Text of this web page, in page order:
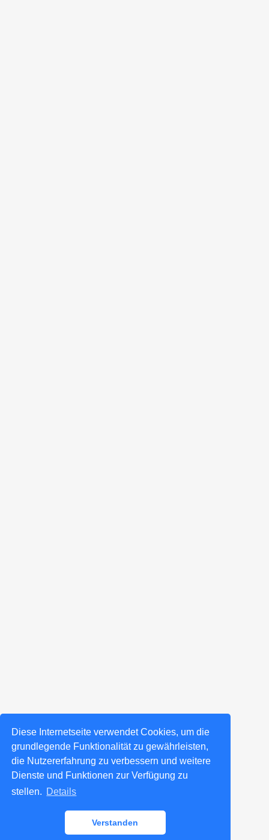
Diese Internetseite verwendet Cookies, um die
grundlegende Funktionalität zu gewährleisten,
die Nutzererfahrung zu verbessern und weitere
Dienste und Funktionen zur Verfügung zu
stellen. Details
Verstanden